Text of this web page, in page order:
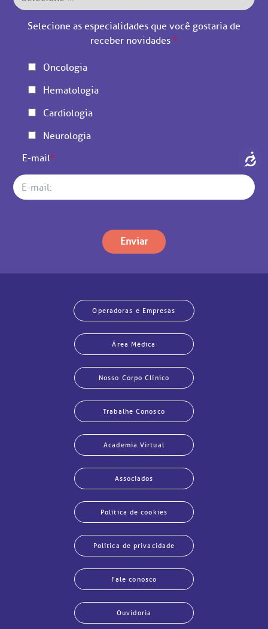
Selecione as especialidades que você gostaria de
receber novidades *
Oncologia
Hematologia
Cardiologia
Neurologia
E-mail*
Enviar
Operadoras e Empresas
Área Médica
Nosso Corpo Clínico
Trabalhe Conosco
Academia Virtual
Associados
Política de cookies
Política de privacidade
Fale conosco
Ouvidoria